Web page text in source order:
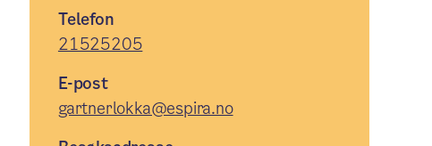
Telefon
21525205
E-post
gartnerlokka@espira.no